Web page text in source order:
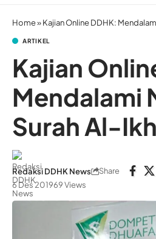
Home»Kajian Online DDHK:
ARTIKEL
Kajian
Mendalami
Surah Al-
Redaksi DDHK News
6 Des 201969 Views
Share